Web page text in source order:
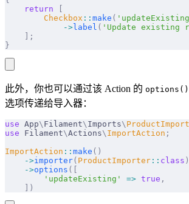
    return
        Checkbox
:: make (
            ->
label ( 'Update existing
    ];
}
此外，你也可以通过该 Action 的 options()
选项传递给导入器：
use App\ Filament\ Imports\
use Filament\Actions\ ImportAction ;
ImportAction :: make ()
    ->
importer( ProductImporter :: class )
    ->
options ([
        'updateExisting'
=> true ,
    ])